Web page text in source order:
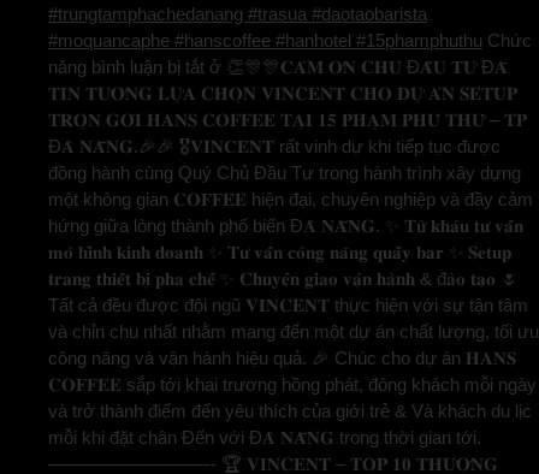
#trungtamphachedanang #trasua #daotaobarista
#moquancaphe #hanscoffee #hanhotel #15phamphuthu Chức
năng bình luận bị tắt ở 👏🎊🎊𝐂𝐀̉𝐌 𝐎̛𝐍 𝐂𝐇𝐔̉ Đ𝐀̂̀𝐔 𝐓𝐔̛ Đ𝐀̃
𝐓𝐈𝐍 𝐓𝐔̛𝐎̛̉𝐍𝐆 𝐋𝐔̛̣𝐀 𝐂𝐇𝐎̣𝐍 𝐕𝐈𝐍𝐂𝐄𝐍𝐓 𝐂𝐇𝐎 𝐃𝐔̛̣ 𝐀́𝐍 𝐒𝐄𝐓𝐔𝐏
𝐓𝐑𝐎̣𝐍 𝐆𝐎́𝐈 𝐇𝐀𝐍𝐒 𝐂𝐎𝐅𝐅𝐄𝐄 𝐓𝐀̣𝐈 𝟏𝟓 𝐏𝐇𝐀̣𝐌 𝐏𝐇𝐔́ 𝐓𝐇𝐔̛́ – 𝐓𝐏
Đ𝐀̀ 𝐍𝐀̆̃𝐍𝐆.🎉🎉 🎖️𝐕𝐈𝐍𝐂𝐄𝐍𝐓 rất vinh dự khi tiếp tục được
đồng hành cùng Quý Chủ Đầu Tư trong hành trình xây dựng
một không gian 𝐂𝐎𝐅𝐅𝐄𝐄 hiện đại, chuyên nghiệp và đầy cảm
hứng giữa lòng thành phố biển Đ𝐀̀ 𝐍𝐀̆̃𝐍𝐆. ✨ 𝐓𝐮̛̀ 𝐤𝐡𝐚̂𝐮 𝐭𝐮̛ 𝐯𝐚̂́𝐧
𝐦𝐨̂ 𝐡𝐢̀𝐧𝐡 𝐤𝐢𝐧𝐡 𝐝𝐨𝐚𝐧𝐡 ✨ 𝐓𝐮̛ 𝐯𝐚̂́𝐧 𝐜𝐨̂𝐧𝐠 𝐧𝐚̆𝐧𝐠 𝐪𝐮𝐚̂̀𝐲 𝐛𝐚𝐫 ✨ 𝐒𝐞𝐭𝐮𝐩
𝐭𝐫𝐚𝐧𝐠 𝐭𝐡𝐢𝐞̂́𝐭 𝐛𝐢̣ 𝐩𝐡𝐚 𝐜𝐡𝐞̂́ ✨ 𝐂𝐡𝐮𝐲𝐞̂̉𝐧 𝐠𝐢𝐚𝐨 𝐯𝐚̣̂𝐧 𝐡𝐚̀𝐧𝐡 & đ𝐚̀𝐨 𝐭𝐚̣𝐨 🌷
Tất cả đều được đội ngũ 𝐕𝐈𝐍𝐂𝐄𝐍𝐓 thực hiện với sự tận tâm
và chỉn chu nhất nhằm mang đến một dự án chất lượng, tối ưu
công năng và vận hành hiệu quả. 🎉 Chúc cho dự án 𝐇𝐀𝐍𝐒
𝐂𝐎𝐅𝐅𝐄𝐄 sắp tới khai trương hồng phát, đông khách mỗi ngày
và trở thành điểm đến yêu thích của giới trẻ & Và khách du lịc
mỗi khi đặt chân Đến với Đ𝐀̀ 𝐍𝐀̆̃𝐍𝐆 trong thời gian tới.
—————————- 🏆 𝐕𝐈𝐍𝐂𝐄𝐍𝐓 – 𝐓𝐎𝐏 𝟏𝟎 𝐓𝐇𝐔̛𝐎̛𝐍𝐆